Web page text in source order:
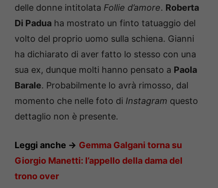
delle donne intitolata Follie d’amore. Roberta
Di Padua ha mostrato un finto tatuaggio del
volto del proprio uomo sulla schiena. Gianni
ha dichiarato di aver fatto lo stesso con una
sua ex, dunque molti hanno pensato a Paola
Barale. Probabilmente lo avrà rimosso, dal
momento che nelle foto di Instagram questo
dettaglio non è presente.
Leggi anche -> Gemma Galgani torna su
Giorgio Manetti: l’appello della dama del
trono over